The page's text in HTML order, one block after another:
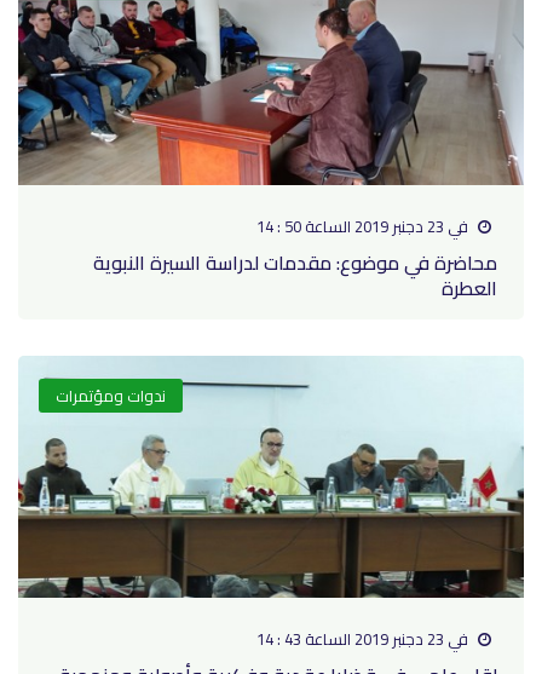
في 23 دجنبر 2019 الساعة 50 : 14
محاضرة في موضوع: مقدمات لدراسة السيرة النبوية
العطرة
ندوات ومؤتمرات
في 23 دجنبر 2019 الساعة 43 : 14